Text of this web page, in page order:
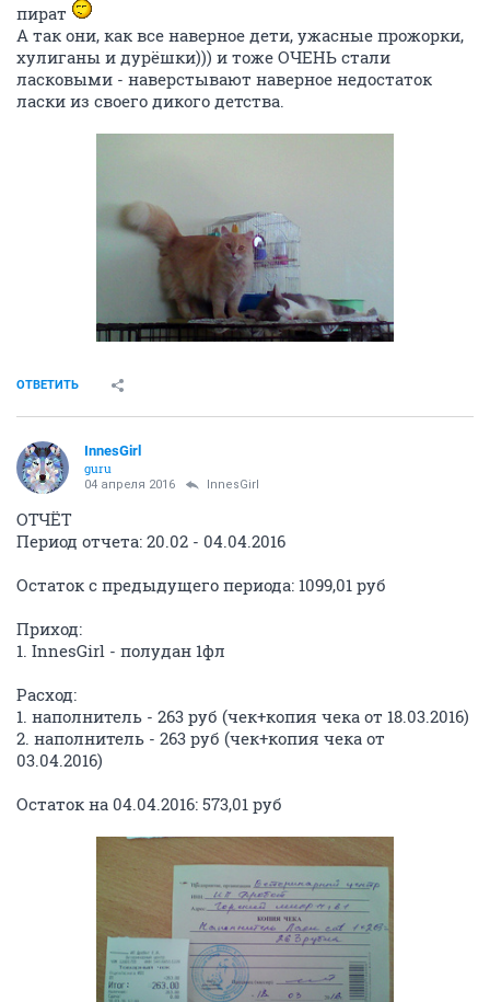
пират
А так они, как все наверное дети, ужасные прожорки,
хулиганы и дурёшки))) и тоже ОЧЕНЬ стали
ласковыми - наверстывают наверное недостаток
ласки из своего дикого детства.
ОТВЕТИТЬ
InnesGirl
guru
04 апреля 2016 InnesGirl
ОТЧЁТ
Период отчета: 20.02 - 04.04.2016
Остаток с предыдущего периода: 1099,01 руб
Приход:
1. InnesGirl - полудан 1фл
Расход:
1. наполнитель - 263 руб (чек+копия чека от 18.03.2016)
2. наполнитель - 263 руб (чек+копия чека от
03.04.2016)
Остаток на 04.04.2016: 573,01 руб